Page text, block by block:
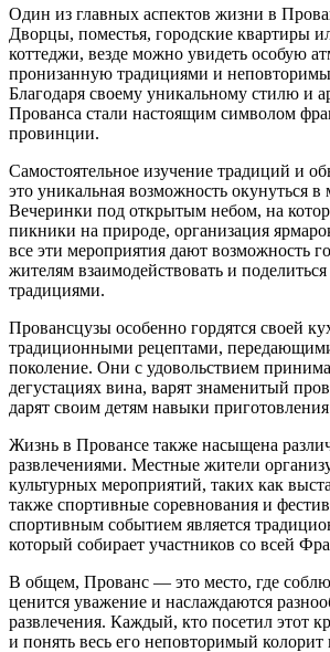
Один из главных аспектов жизни в
Дворцы, поместья, городские квартиры
коттеджи, везде можно увидеть особую
пронизанную традициями и
Благодаря своему уникальному стилю и
Прованса стали настоящим символом
провинции.
Самостоятельное изучение традиций и
это уникальная возможность окунуться в
Вечеринки под открытым небом, на
пикники на природе, организация
все эти мероприятия дают возможность
жителям взаимодействовать и
традициями.
Провансцузы особенно гордятся своей
традиционными рецептами,
поколение. Они с удовольствием
дегустациях вина, варят знаменитый
дарят своим детям навыки
Жизнь в Провансе также насыщена
развлечениями. Местные жители
культурных мероприятий, таких как
также спортивные соревнования и
спортивным событием является
который собирает участников со всей
В общем, Прованс — это место, где
ценится уважение и наслаждаются
развлечения. Каждый, кто посетил этот
и понять весь его неповторимый колорит